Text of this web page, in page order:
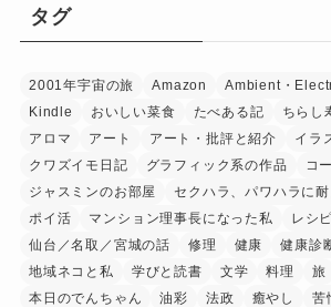
タグ
2001年宇宙の旅 Amazon Ambient・
Kindle
おいしい菜食 たべある記 ちらし
アロマ
アート アート・批評と紹介
イラ
クワズイモ日記
グラフィック系の作品
コ
ジャスミンのお部屋
セクハラ、パワハラに
ポイ活
マンション理事長になった私 レシピ
仙台／名取／宮城の話
修理 健康 健康診
地域ネコと私
学びと読書 文学 料理 旅
本日のでんちゃん
油彩 法政 癒やし 苦